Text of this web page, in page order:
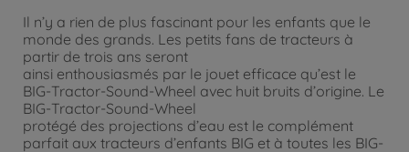
Il n’y a rien de plus fascinant pour les enfants que le
monde des grands. Les petits fans de tracteurs à
partir de trois ans seront
ainsi enthousiasmés par le jouet efficace qu’est le
BIG-Tractor-Sound-Wheel avec huit bruits d’origine. Le
BIG-Tractor-Sound-Wheel
protégé des projections d’eau est le complément
parfait aux tracteurs d’enfants BIG et à toutes les BIG-